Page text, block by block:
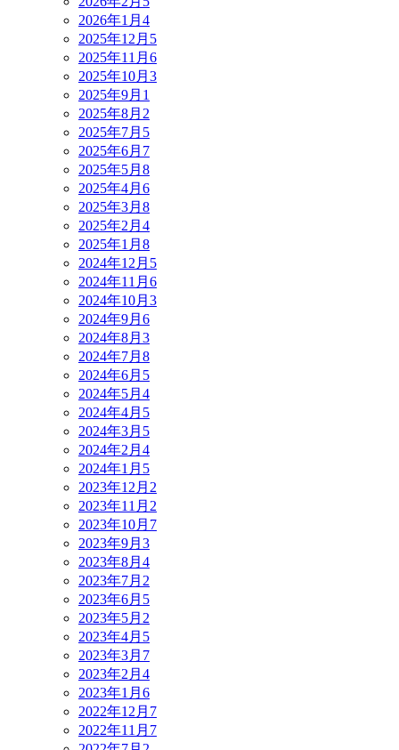
2026年1月 4
2025年12月 5
2025年11月 6
2025年10月 3
2025年9月 1
2025年8月 2
2025年7月 5
2025年6月 7
2025年5月 8
2025年4月 6
2025年3月 8
2025年2月 4
2025年1月 8
2024年12月 5
2024年11月 6
2024年10月 3
2024年9月 6
2024年8月 3
2024年7月 8
2024年6月 5
2024年5月 4
2024年4月 5
2024年3月 5
2024年2月 4
2024年1月 5
2023年12月 2
2023年11月 2
2023年10月 7
2023年9月 3
2023年8月 4
2023年7月 2
2023年6月 5
2023年5月 2
2023年4月 5
2023年3月 7
2023年2月 4
2023年1月 6
2022年12月 7
2022年11月 7